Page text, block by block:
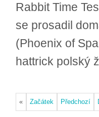
Rabbit Time
se prosadil
(Phoenix of
hattrick polský
« Začátek Předchozí